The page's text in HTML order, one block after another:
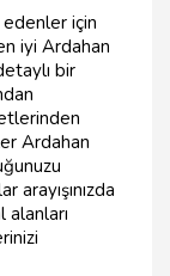
için
iyi Ardahan
bir
Ardahan
arayışınızda